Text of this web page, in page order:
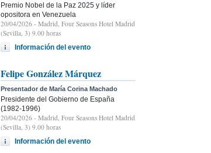
Premio Nobel de la Paz 2025 y líder
opositora en Venezuela
20/04/2026 - Madrid, Four Seasons Hotel Madrid
(Sevilla, 3) 9.00 horas
Información del evento
Felipe González Márquez
Presentador de María Corina Machado
Presidente del Gobierno de España
(1982-1996)
20/04/2026 - Madrid, Four Seasons Hotel Madrid
(Sevilla, 3) 9.00 horas
Información del evento